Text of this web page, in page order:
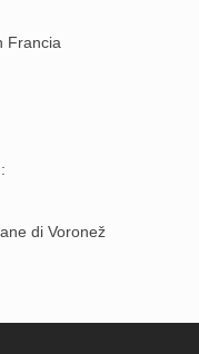
Francia
di Voronež